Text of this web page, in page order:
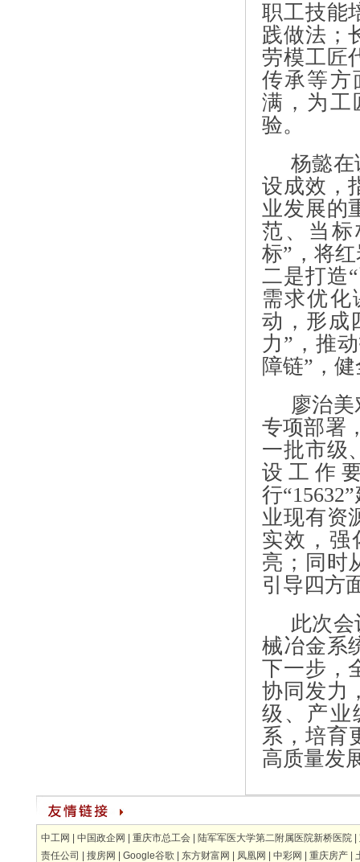
职工技能
践做法；
劳模工匠
传承等方
满，为工
验。
杨懿在
设成效，
业发展的
范、当
标”，将
二是打造
需求优化
动，形成
力”，推
障链”，
廖治
专项部署
一批市级
设工作
行
业现有资
实效，强
亮；同时
引导四方
此次
械冶金系
下一步，
协同发力
级、产业
系，培育
高质量发
中工网 中国政企网 重庆市总工会 陆军军医大学第二附属医院新桥医院
责任公司
搜房网 Google谷歌 东方财富网 凤凰网 中彩网 重庆房产